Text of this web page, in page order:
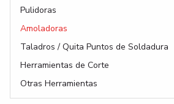
Pulidoras
Amoladoras
Taladros / Quita Puntos de Soldadura
Herramientas de Corte
Otras Herramientas